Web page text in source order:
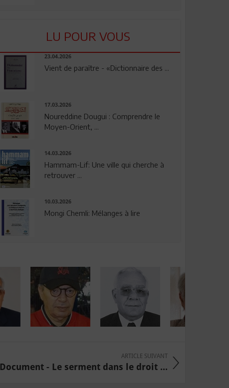
LU POUR VOUS
23.04.2026
Vient de paraître - «Dictionnaire des ...
17.03.2026
Noureddine Dougui : Comprendre le
Moyen-Orient, ...
14.03.2026
Hammam-Lif: Une ville qui cherche à
retrouver ...
10.03.2026
Mongi Chemli: Mélanges à lire
ARTICLE SUIVANT
Document - Le serment dans le droit ...